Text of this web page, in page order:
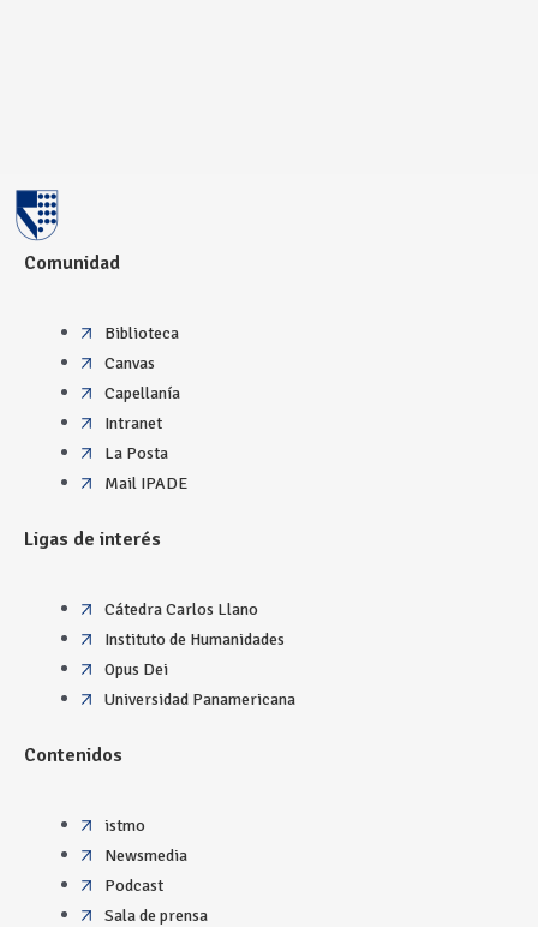
Comunidad
Biblioteca
Canvas
Capellanía
Intranet
La Posta
Mail IPADE
Ligas de interés
Cátedra Carlos Llano
Instituto de Humanidades
Opus Dei
Universidad Panamericana
Contenidos
istmo
Newsmedia
Podcast
Sala de prensa